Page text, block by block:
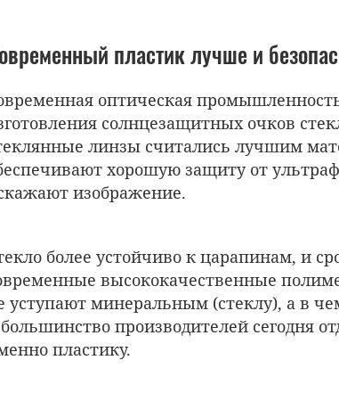
пластик лучше и
оптическая
солнцезащитных очков
линзы считались лучшим
хорошую защиту от
изображение.
более устойчиво к царапинам, и
высококачественные
уступают минеральным (стеклу), а в
производителей сегодня
пластику.